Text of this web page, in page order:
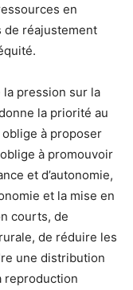
en
de réajustement
la pression sur la
la priorité au
à proposer
à promouvoir
et d’autonomie,
et la mise en
courts, de
de réduire les
une distribution
reproduction